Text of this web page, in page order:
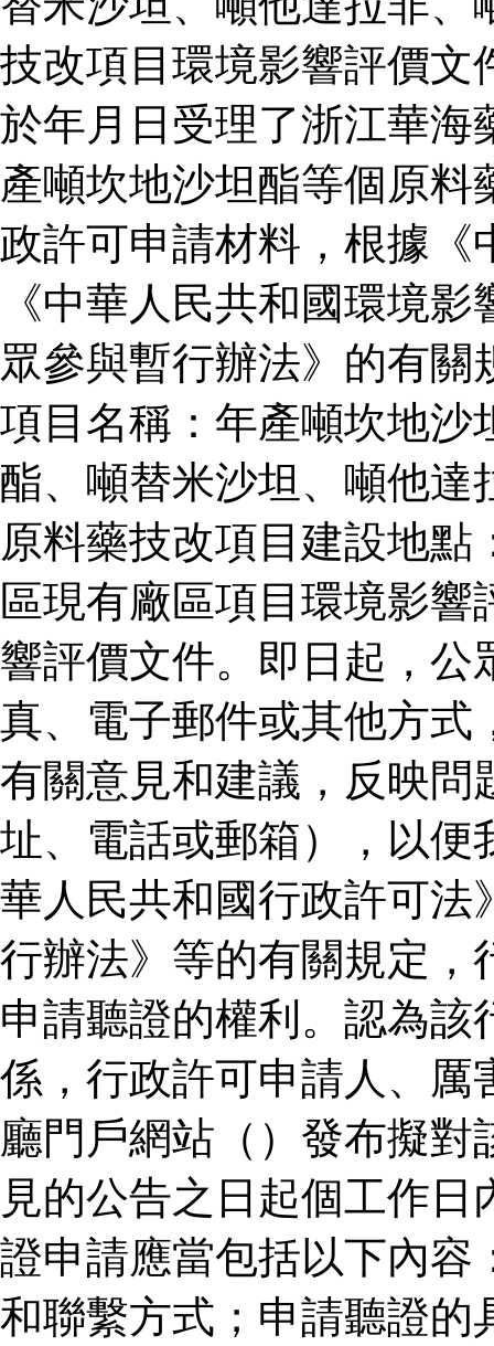
技改項目環境影響評價文
於年月日受理了浙江華海
產噸坎地沙坦酯等個原
政許可申請材料，根據《
《中華人民共和國環境
眾參與暫行辦法》的有
項目名稱：年產噸坎地沙
酯、噸替米沙坦、噸他達
原料藥技改項目建設地
區現有廠區項目環境影
響評價文件。即日起，公
真、電子郵件或其他方式
有關意見和建議，反映問
址、電話或郵箱），以便
華人民共和國行政許可法
行辦法》等的有關規定，
申請聽證的權利。認為
係，行政許可申請人、厲
廳門戶網站（）發布擬
見的公告之日起個工作
證申請應當包括以下內容
和聯繫方式；申請聽證的